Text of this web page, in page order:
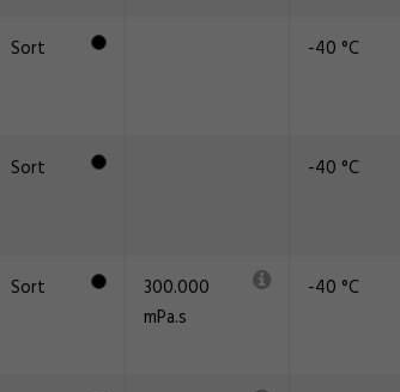
Sort -40 °C
Sort -40 °C
Sort
300.000
mPa.s
-40 °C